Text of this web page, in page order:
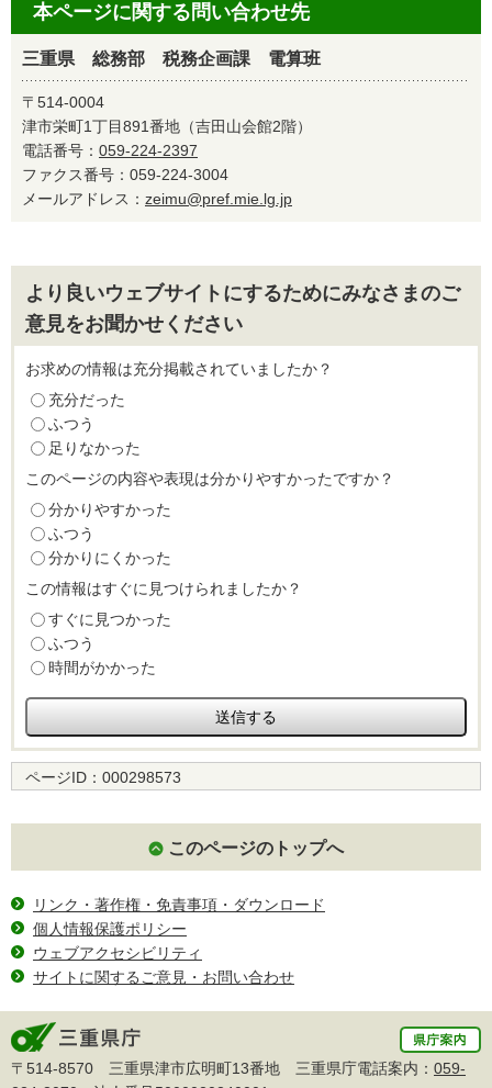
本ページに関する問い合わせ先
三重県 総務部 税務企画課 電算班
〒514-0004
津市栄町1丁目891番地（吉田山会館2階）
電話番号： 059-224-2397
ファクス番号：059-224-3004
メールアドレス： zeimu@pref.mie.lg.jp
より良いウェブサイトにするためにみなさまのご
意見をお聞かせください
お求めの情報は充分掲載されていましたか？
充分だった
ふつう
足りなかった
このページの内容や表現は分かりやすかったですか？
分かりやすかった
ふつう
分かりにくかった
この情報はすぐに見つけられましたか？
すぐに見つかった
ふつう
時間がかかった
ページID： 000298573
このページのトップへ
リンク・著作権・免責事項・ダウンロード
個人情報保護ポリシー
ウェブアクセシビリティ
サイトに関するご意見・お問い合わせ
〒514-8570 三重県津市広明町13番地 三重県庁電話案内： 059-